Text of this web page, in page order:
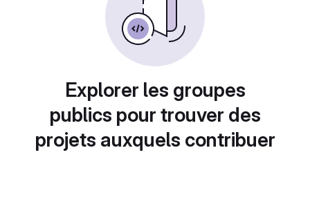
Explorer les groupes
publics pour trouver des
projets auxquels contribuer